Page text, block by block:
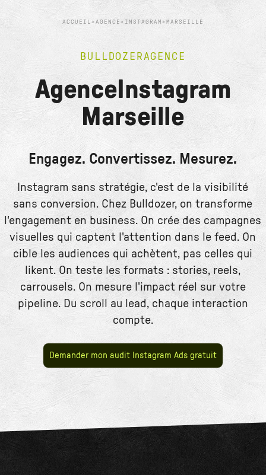
ACCUEIL > AGENCE > INSTAGRAM > MARSEILLE
BULLDOZERAGENCE
AgenceInstagram
Marseille
Engagez. Convertissez. Mesurez.
Instagram sans stratégie, c'est de la visibilité
sans conversion. Chez Bulldozer, on transforme
l'engagement en business. On crée des campagnes
visuelles qui captent l'attention dans le feed. On
cible les audiences qui achètent, pas celles qui
likent. On teste les formats : stories, reels,
carrousels. On mesure l'impact réel sur votre
pipeline. Du scroll au lead, chaque interaction
compte.
Demander mon audit Instagram Ads gratuit